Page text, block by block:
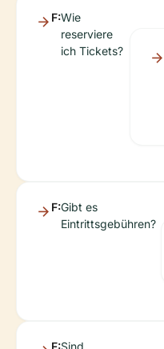
F:Wie
reserviere
ich Tickets?
F:Gibt es
Eintrittsgebühren?
F:Sind